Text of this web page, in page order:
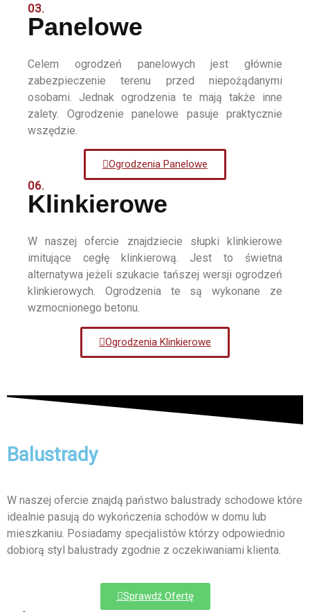
03.
Panelowe
Celem ogrodzeń panelowych jest głównie
zabezpieczenie terenu przed niepożądanymi
osobami. Jednak ogrodzenia te mają także inne
zalety. Ogrodzenie panelowe pasuje praktycznie
wszędzie.
Ogrodzenia Panelowe
06.
Klinkierowe
W naszej ofercie znajdziecie słupki klinkierowe
imitujące cegłę klinkierową. Jest to świetna
alternatywa jeżeli szukacie tańszej wersji ogrodzeń
klinkierowych. Ogrodzenia te są wykonane ze
wzmocnionego betonu.
Ogrodzenia Klinkierowe
Balustrady
W naszej ofercie znajdą państwo balustrady schodowe które
idealnie pasują do wykończenia schodów w domu lub
mieszkaniu. Posiadamy specjalistów którzy odpowiednio
dobiorą styl balustrady zgodnie z oczekiwaniami klienta.
Sprawdź Ofertę